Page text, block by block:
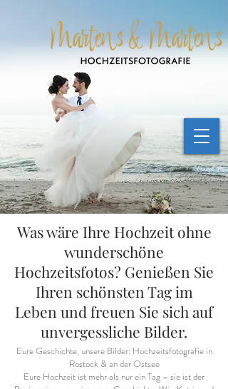
Was wäre Ihre Hochzeit ohne
wunderschöne
Hochzeitsfotos? Genießen Sie
Ihren schönsten Tag im
Leben und freuen Sie sich auf
unvergessliche Bilder.
Eure Geschichte, unsere Bilder: Hochzeitsfotografie in
Rostock & an der Ostsee
Eure Hochzeit ist mehr als nur ein Tag – sie ist der